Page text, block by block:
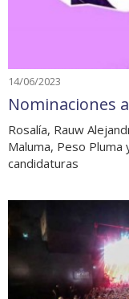
14/06/2023
Nominaciones
Rosalía, Rauw
Maluma, Peso
candidaturas